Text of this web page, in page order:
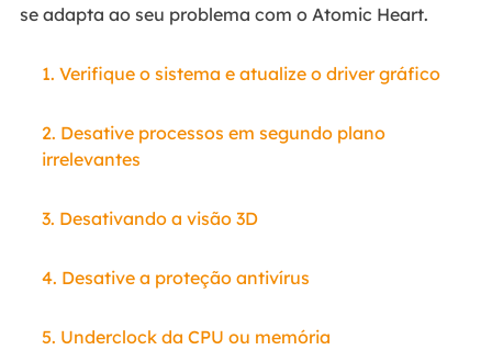
se adapta ao seu problema com o Atomic Heart.
1. Verifique o sistema e atualize o driver gráfico
2. Desative processos em segundo plano
irrelevantes
3. Desativando a visão 3D
4. Desative a proteção antivírus
5. Underclock da CPU ou memória